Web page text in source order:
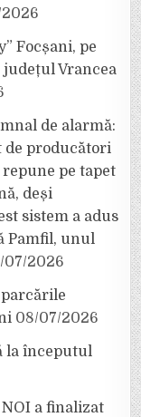
Focșani, pe
Vrancea
de alarmă:
de producători
pe tapet
deși
sistem a adus
Pamfil, unul
07/2026
08/07/2026
la începutul
NOI a finalizat